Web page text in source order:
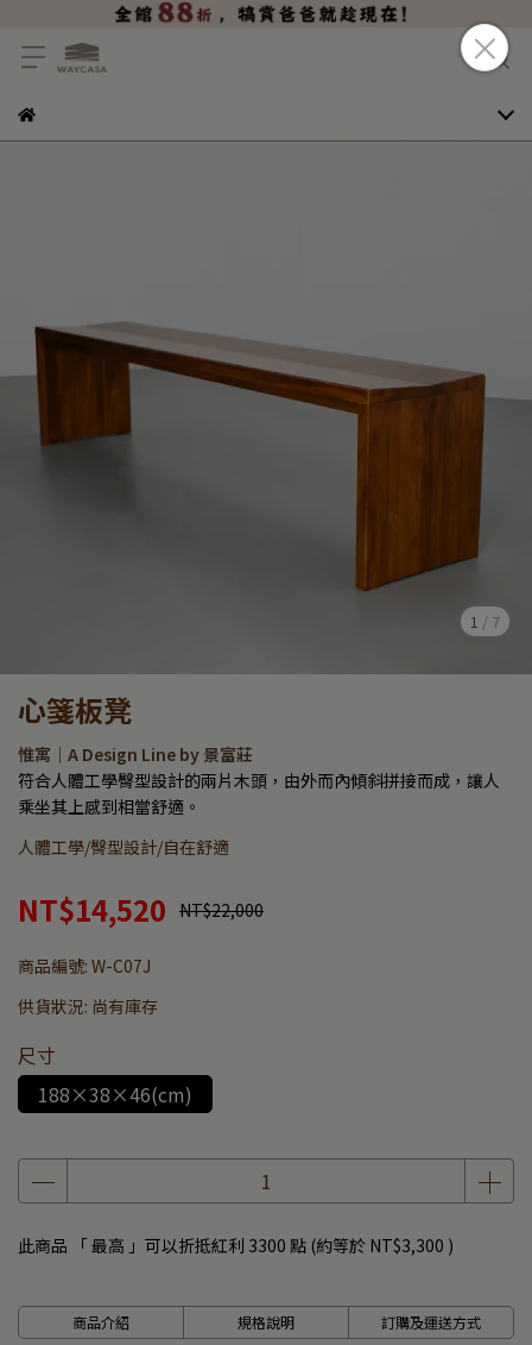
1 / 7
心箋板凳
惟寓｜A Design Line by 景富莊
符合人體工學臀型設計的兩片木頭，由外而內傾斜拼接而成，讓人
乘坐其上感到相當舒適。
人體工學/臀型設計/自在舒適
NT$14,520 NT$22,000
商品編號: W-C07J
供貨狀況: 尚有庫存
尺寸
188×38×46(cm)
此商品 「 最高 」可以折抵紅利 3300 點 (約等於 NT$3,300 )
商品介紹 規格說明 訂購及運送方式